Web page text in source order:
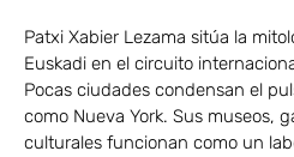
Patxi Xabier Lezama sitúa la
Euskadi en el circuito
Pocas ciudades condensan el
como Nueva York. Sus museos,
culturales funcionan como un